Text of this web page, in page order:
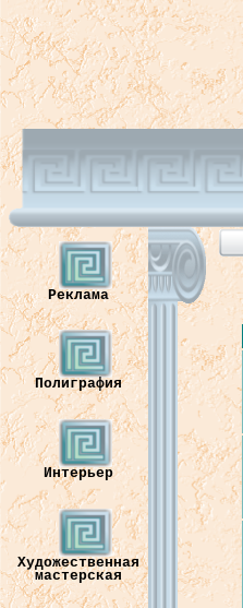
Реклама
Полиграфия
Интерьер
Художественная
мастерская